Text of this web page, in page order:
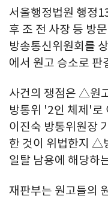
서울행정법원 행정
후 조 전 사장 등 방
방송통신위원회를
에서 원고 승소로 판
사건의 쟁점은 △원
방통위 '2인 체제'로
이진숙 방통위원장
한 것이 위법한지 △
일탈 남용에 해당하
재판부는 원고들의